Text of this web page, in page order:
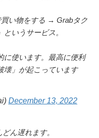
い物をする → Grabタク
いうサービス。
に使います。最高に便利
壊」が起こっています
December 13, 2022
ん遅れます。